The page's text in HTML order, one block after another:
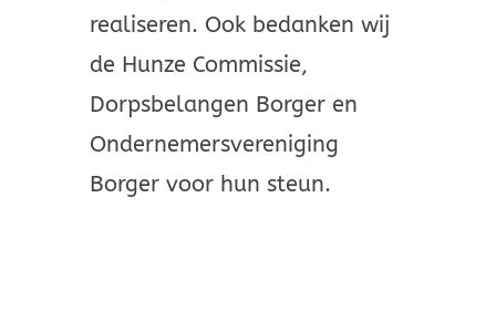
realiseren. Ook bedanken wij
de Hunze Commissie,
Dorpsbelangen Borger en
Ondernemersvereniging
Borger voor hun steun.